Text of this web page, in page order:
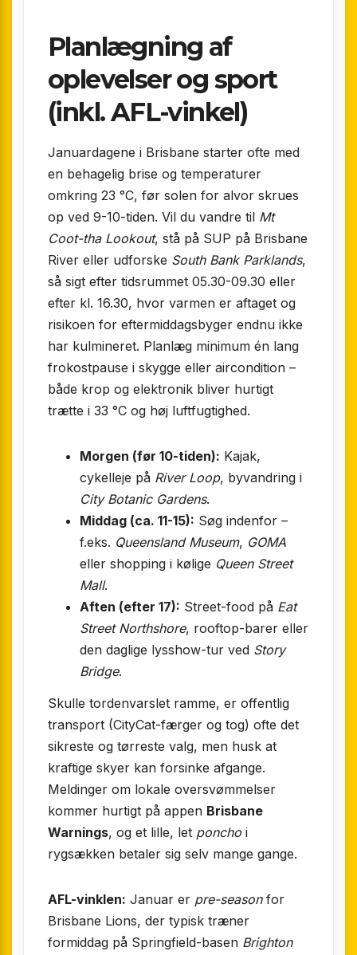
Planlægning af
oplevelser og sport
(inkl. AFL-vinkel)
Januar­dagene i Brisbane starter ofte med
en behagelig brise og temperaturer
omkring 23 °C, før solen for alvor skrues
op ved 9-10-tiden. Vil du vandre til Mt
Coot-tha Lookout, stå på SUP på Brisbane
River eller udforske South Bank Parklands,
så sigt efter tidsrummet 05.30-09.30 eller
efter kl. 16.30, hvor varmen er aftaget og
risikoen for eftermiddags­byger endnu ikke
har kulmineret. Planlæg minimum én lang
frokostpause i skygge eller aircondition –
både krop og elektronik bliver hurtigt
trætte i 33 °C og høj luftfugtighed.
Morgen (før 10-tiden): Kajak,
cykelleje på River Loop, byvandring i
City Botanic Gardens.
Middag (ca. 11-15): Søg indenfor –
f.eks. Queensland Museum, GOMA
eller shopping i kølige Queen Street
Mall.
Aften (efter 17): Street-food på Eat
Street Northshore, rooftop-barer eller
den daglige lysshow-tur ved Story
Bridge.
Skulle tordenvarslet ramme, er offentlig
transport (CityCat-færger og tog) ofte det
sikreste og tørreste valg, men husk at
kraftige skyer kan forsinke afgange.
Meldinger om lokale oversvømmelser
kommer hurtigt på appen Brisbane
Warnings, og et lille, let poncho i
rygsækken betaler sig selv mange gange.
AFL-vinklen: Januar er pre-seasonfor
Brisbane Lions, der typisk træner
formiddag på Springfield-basen Brighton